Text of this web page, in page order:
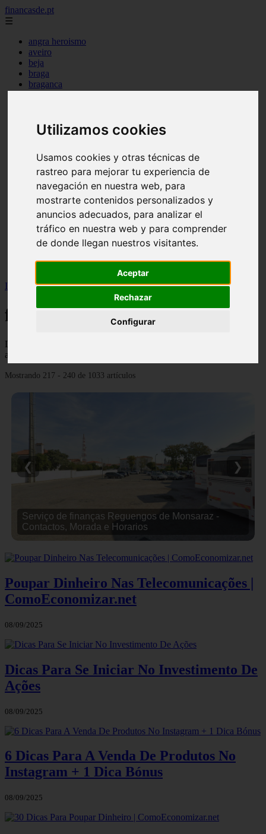
Utilizamos cookies
Usamos cookies y otras técnicas de
rastreo para mejorar tu experiencia de
navegación en nuestra web, para
mostrarte contenidos personalizados y
anuncios adecuados, para analizar el
tráfico en nuestra web y para comprender
de donde llegan nuestros visitantes.
Aceptar
Rechazar
Configurar
financasde.pt
☰
angra heroismo
aveiro
beja
braga
braganca
faro
guarda
leiria
lisboa
ponta delgada
portalegre
porto
santarem
setubal
viana castelo
viseu
Inicio
financaspt>Página 10
financaspt
Descubre todas las noticias de la categoría financaspt. Artículos
actualizados y contenido de calidad en financasde.pt.
Mostrando 217 - 240 de 1033 artículos
Serviço de finanças Mangualde - Contactos, Morada
e Horarios
❮ ❯
Poupar Dinheiro Nas Telecomunicações |
ComoEconomizar.net
08/09/2025
Dicas Para Se Iniciar No Investimento De
Ações
08/09/2025
6 Dicas Para A Venda De Produtos No
Instagram + 1 Dica Bónus
08/09/2025